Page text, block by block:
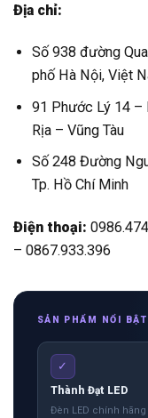
Địa chỉ:
Số 938 đường
phố Hà Nội, Việt
91 Phước Lý 14 –
Rịa – Vũng Tàu
Số 248 Đường
Tp. Hồ Chí Minh
Điện thoại:
– 0867.933.396
SẢN PHẨM NỔI BẬT
✓
Thành Đạt LED
Đèn LED chính hãng